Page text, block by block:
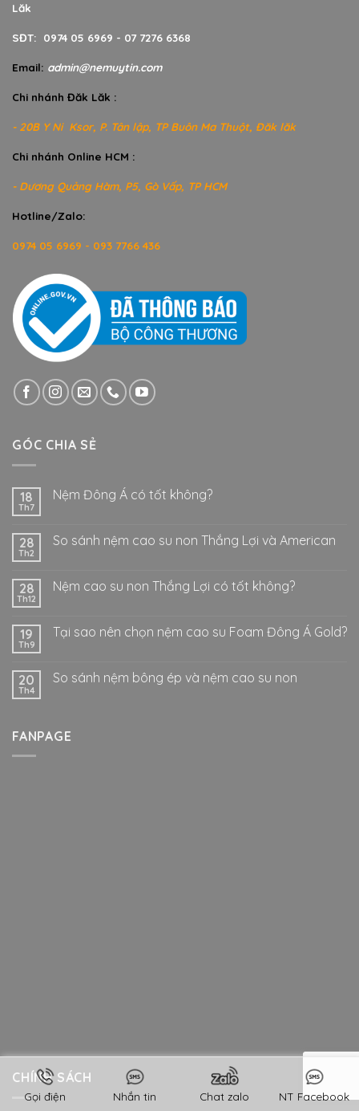
Lăk
SĐT: 0974 05 6969 - 07 7276 6368
Email: admin@nemuytin.com
Chi nhánh Đăk Lăk :
- 20B Y Ni Ksor, P. Tân lập, TP Buôn Ma Thuột, Đăk lăk
Chi nhánh Online HCM :
- Dương Quảng Hàm, P5, Gò Vấp, TP HCM
Hotline/Zalo:
0974 05 6969 - 093 7766 436
GÓC CHIA SẺ
18
Th7
Nệm Đông Á có tốt không?
28
Th2
So sánh nệm cao su non Thắng Lợi và American
28
Th12
Nệm cao su non Thắng Lợi có tốt không?
19
Th9
Tại sao nên chọn nệm cao su Foam Đông Á Gold?
20
Th4
So sánh nệm bông ép và nệm cao su non
FANPAGE
CHÍNH SÁCH
Gọi điện Nhắn tin Chat zalo NT Facebook